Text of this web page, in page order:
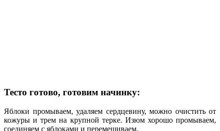
Тесто готово, готовим начинку:
Яблоки промываем, удаляем сердцевину, можно очистить от
кожуры и трем на крупной терке. Изюм хорошо промываем,
соединяем с яблоками и перемешиваем.